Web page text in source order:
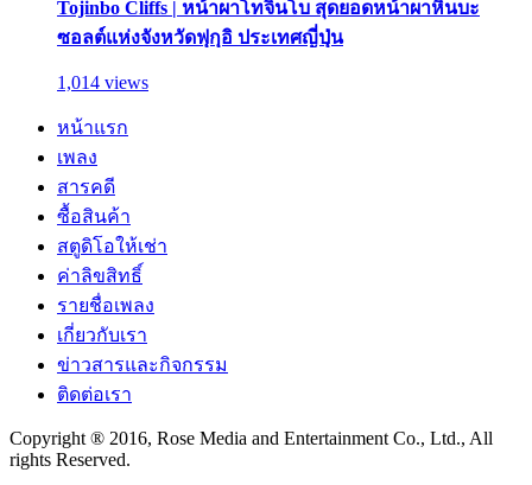
Tojinbo Cliffs | หน้าผาโทจินโบ สุดยอดหน้าผาหินบะ
ซอลต์แห่งจังหวัดฟุกุอิ ประเทศญี่ปุ่น
1,014 views
หน้าแรก
เพลง
สารคดี
ซื้อสินค้า
สตูดิโอให้เช่า
ค่าลิขสิทธิ์
รายชื่อเพลง
เกี่ยวกับเรา
ข่าวสารและกิจกรรม
ติดต่อเรา
Copyright ® 2016, Rose Media and Entertainment Co., Ltd., All
rights Reserved.